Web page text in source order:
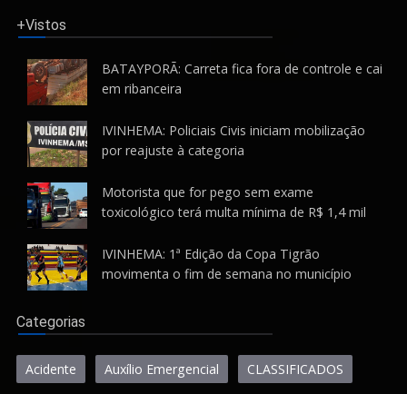
em ribanceira
por reajuste à categoria
toxicológico terá multa mínima de R$ 1,4 mil
movimenta o fim de semana no município
Concurso CORONA VÍRUS Cotidiano Denúncia